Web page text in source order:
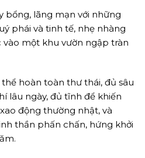
bổng, lãng mạn với những
phái và tinh tế, nhẹ nhàng
một khu vườn ngập tràn
hoàn toàn thư thái, đủ sâu
lâu ngày, đủ tĩnh để khiến
động thường nhật, và
thần phấn chấn, hứng khởi